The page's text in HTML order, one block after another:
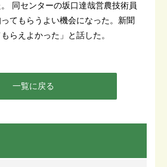
同センターの坂口達哉営農技術員
てもらうよい機会になった。新聞
らえよかった」と話した。
一覧に戻る